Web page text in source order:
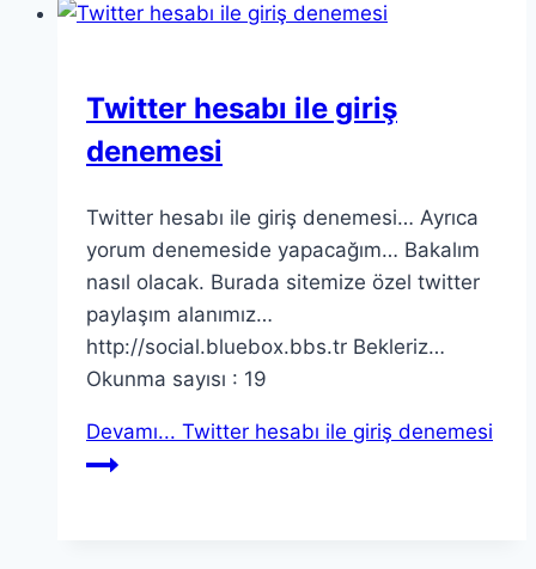
Twitter hesabı ile giriş
denemesi
Twitter hesabı ile giriş denemesi… Ayrıca
yorum denemeside yapacağım… Bakalım
nasıl olacak. Burada sitemize özel twitter
paylaşım alanımız…
http://social.bluebox.bbs.tr Bekleriz…
Okunma sayısı : 19
Devamı... Twitter hesabı ile giriş denemesi